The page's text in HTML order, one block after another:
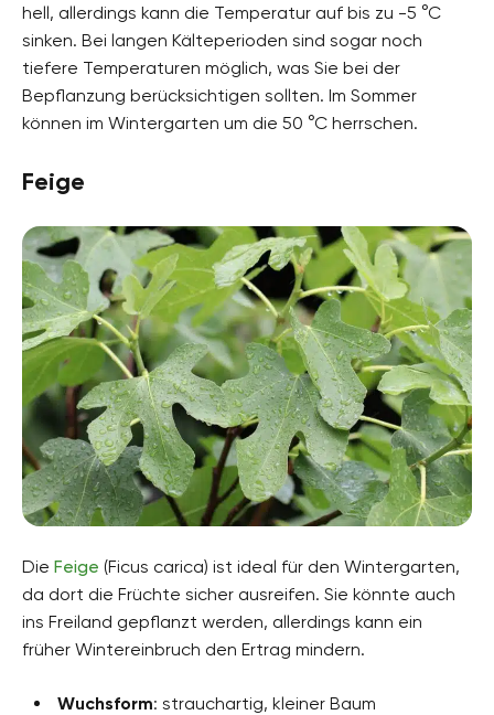
hell, allerdings kann die Temperatur auf bis zu -5 °C
sinken. Bei langen Kälteperioden sind sogar noch
tiefere Temperaturen möglich, was Sie bei der
Bepflanzung berücksichtigen sollten. Im Sommer
können im Wintergarten um die 50 °C herrschen.
Feige
Die Feige (Ficus carica) ist ideal für den Wintergarten,
da dort die Früchte sicher ausreifen. Sie könnte auch
ins Freiland gepflanzt werden, allerdings kann ein
früher Wintereinbruch den Ertrag mindern.
Wuchsform: strauchartig, kleiner Baum